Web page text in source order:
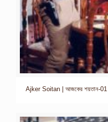
Ajker Soitan | আজকের শয়তান-01